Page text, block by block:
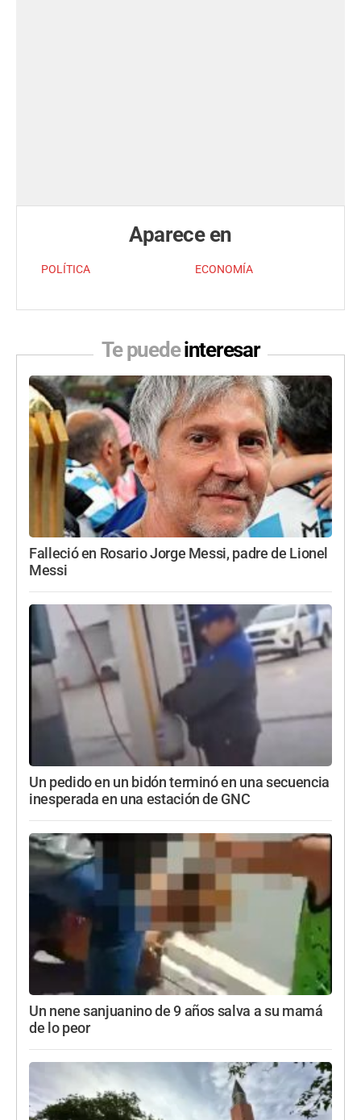
Aparece en
POLÍTICA ECONOMÍA
Te puedeinteresar
Falleció en Rosario Jorge Messi, padre de Lionel
Messi
Un pedido en un bidón terminó en una secuencia
inesperada en una estación de GNC
Un nene sanjuanino de 9 años salva a su mamá
de lo peor